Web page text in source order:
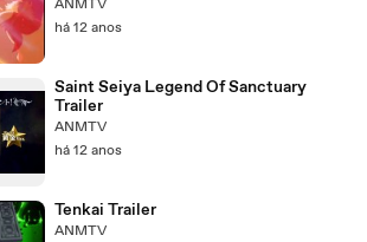
ANMTV
há 12 anos
Saint Seiya Legend Of Sanctuary
Trailer
ANMTV
há 12 anos
Tenkai Trailer
ANMTV